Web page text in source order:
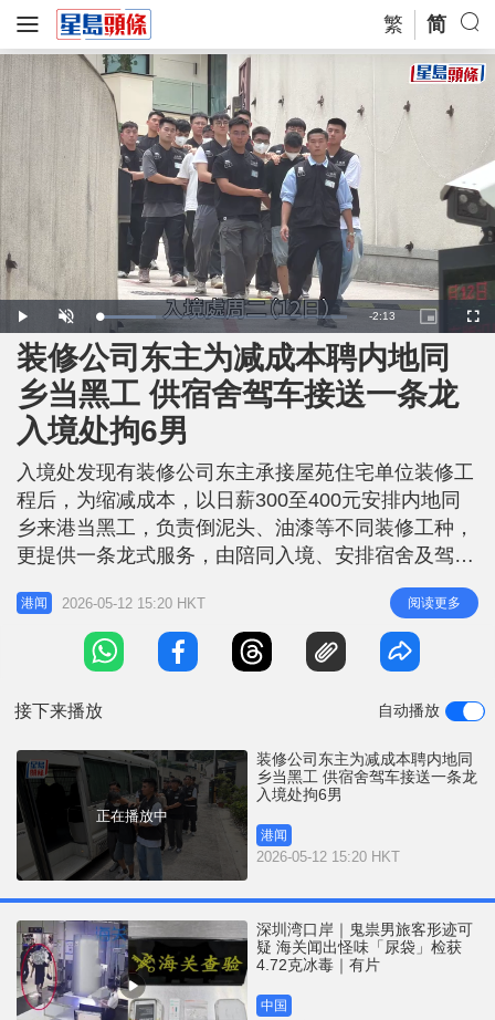
繁 简
P
l
a
y
U
n
m
u
t
L
o
a
d
e
d
:
2
.
6
4
R
e
n
n
-2:13
P
i
c
t
u
e
i
c
t
r
e
F
u
装修公司东主为减成本聘内地同
乡当黑工 供宿舍驾车接送一条龙
入境处拘6男
入境处发现有装修公司东主承接屋苑住宅单位装修工
程后，为缩减成本，以日薪300至400元安排内地同
乡来港当黑工，负责倒泥头、油漆等不同装修工种，
更提供一条龙式服务，由陪同入境、安排宿舍及驾车
接送装修单位，一手包办，入境处经调查后，今（12
日）在大埔采执法行动，拘捕一名男雇主及5名非法
劳工。 入境处特遣队副指挥官巫泉杰讲行动详情时
表示，经过深入调查及情报分析，发现有本地装修公
港闻 2026-05-12 15:20 HKT 阅读更多
接下来播放 自动播放
正在播放中
装修公司东主为减成本聘内地同
乡当黑工 供宿舍驾车接送一条龙
入境处拘6男
港闻
2026-05-12 15:20 HKT
深圳湾口岸｜鬼祟男旅客形迹可
疑 海关闻出怪味「尿袋」检获
4.72克冰毒｜有片
中国